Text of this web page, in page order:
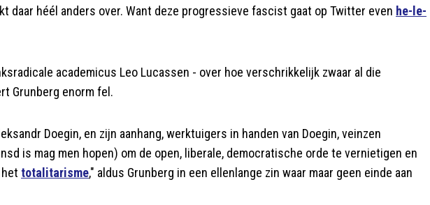
daar héél anders over. Want deze progressieve fascist gaat op Twitter even he-le-
academicus Leo Lucassen - over hoe verschrikkelijk zwaar al die
Grunberg enorm fel.
Doegin, en zijn aanhang, werktuigers in handen van Doegin, veinzen
is mag men hopen) om de open, liberale, democratische orde te vernietigen en
totalitarisme," aldus Grunberg in een ellenlange zin waar maar geen einde aan